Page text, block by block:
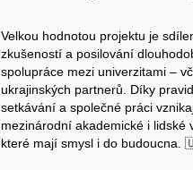
Velkou hodnotou projektu je
zkušeností a posilování
spolupráce mezi univerzitami –
ukrajinských partnerů. Díky
setkávání a společné práci
mezinárodní akademické i lidské
které mají smysl i do